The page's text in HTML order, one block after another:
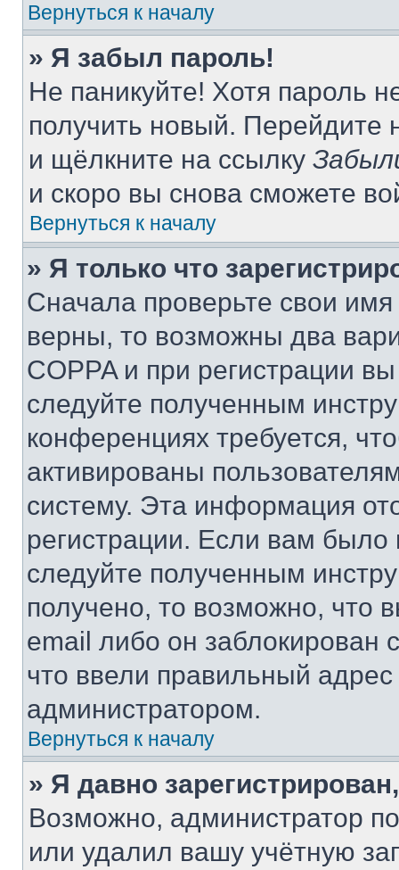
Вернуться к началу
» Я забыл пароль!
Не паникуйте! Хотя пароль
получить новый. Перейдите
и щёлкните на ссылку
и скоро вы снова сможете
Вернуться к началу
» Я только что
Сначала проверьте свои
верны, то возможны два
COPPA и при регистрации
следуйте полученным
конференциях требуется,
активированы
систему. Эта информация
регистрации. Если вам
следуйте полученным
получено, то возможно, что
email либо он
что ввели правильный адрес
администратором.
Вернуться к началу
» Я давно
Возможно, администратор
или удалил вашу учётную